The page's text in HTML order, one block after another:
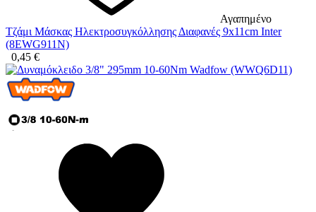
Αγαπημένο
Τζάμι Μάσκας Ηλεκτροσυγκόλλησης Διαφανές 9x11cm Inter
(8EWG911N)
0,45 €